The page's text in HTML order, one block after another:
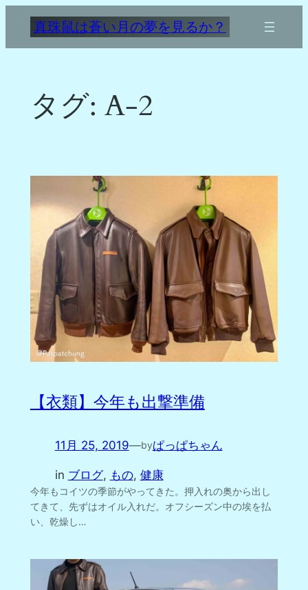
を
真珠鼠は蒼い月の夢を見るか？
タグ: A-2
【衣類】今年も出撃準備
11月 25, 2019—byぱっぱちゃん
in ブログ, もの, 健康
今年もコイツの季節がやってきた。押入れの奥から出し
てきて、先ずはオイル入れだ。オフシーズン中の埃を払
い、乾燥し…